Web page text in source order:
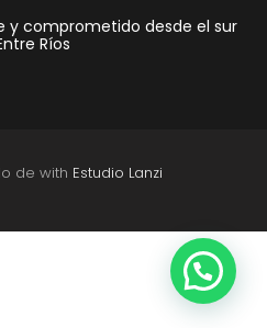
y comprometido desde el sur
Ríos
de with Estudio Lanzi